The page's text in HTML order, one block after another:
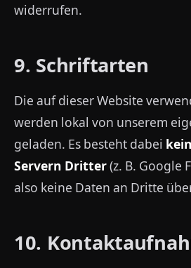
widerrufen.
9. Schriftarten
Die auf dieser Website
werden lokal von unserem
geladen. Es besteht dabei
Servern Dritter(z. B. Google
also keine Daten an Dritte
10.